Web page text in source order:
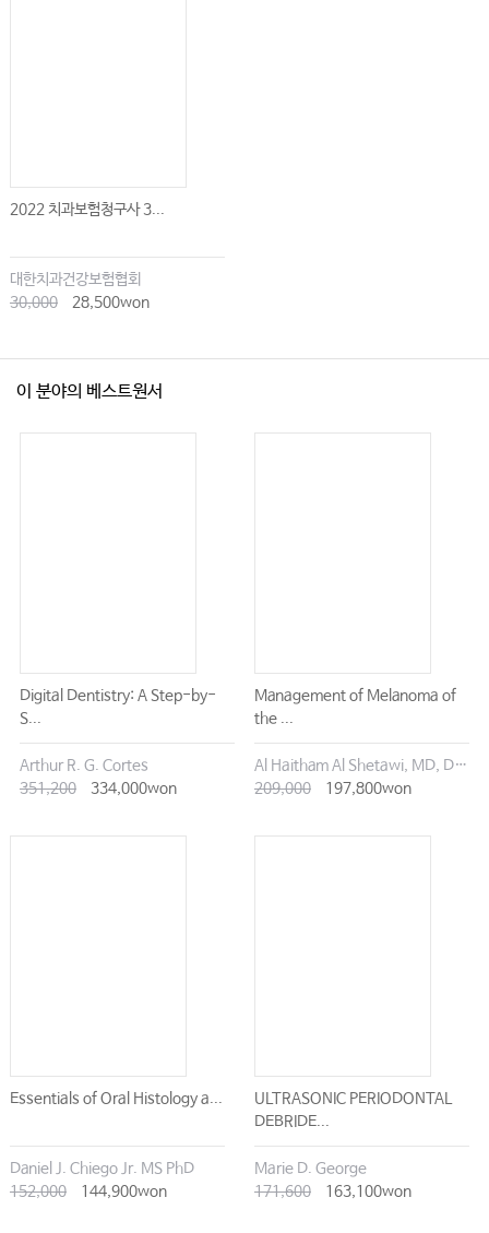
2022 치과보험청구사 3...
대한치과건강보험협회
30,000
28,500won
이 분야의 베스트원서
Digital Dentistry: A Step-by-
S...
Arthur R. G. Cortes
351,200
334,000won
Management of Melanoma of
the ...
Al Haitham Al Shetawi, MD, DMD
209,000
197,800won
Essentials of Oral Histology a...
Daniel J. Chiego Jr. MS PhD
152,000
144,900won
ULTRASONIC PERIODONTAL
DEBRIDE...
Marie D. George
171,600
163,100won